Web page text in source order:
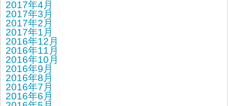
2017年4月
2017年3月
2017年2月
2017年1月
2016年12月
2016年11月
2016年10月
2016年9月
2016年8月
2016年7月
2016年6月